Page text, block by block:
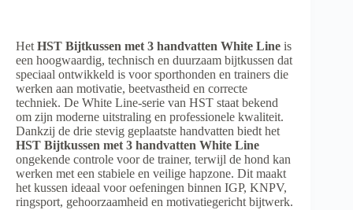
Het HST Bijtkussen met 3 handvatten White Line is
een hoogwaardig, technisch en duurzaam bijtkussen dat
speciaal ontwikkeld is voor sporthonden en trainers die
werken aan motivatie, beetvastheid en correcte
techniek. De White Line-serie van HST staat bekend
om zijn moderne uitstraling en professionele kwaliteit.
Dankzij de drie stevig geplaatste handvatten biedt het
HST Bijtkussen met 3 handvatten White Line
ongekende controle voor de trainer, terwijl de hond kan
werken met een stabiele en veilige hapzone. Dit maakt
het kussen ideaal voor oefeningen binnen IGP, KNPV,
ringsport, gehoorzaamheid en motivatiegericht bijtwerk.